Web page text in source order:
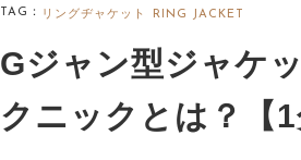
TAG： リングヂャケット RING JACKET
Gジャン型ジャケ
クニックとは？【